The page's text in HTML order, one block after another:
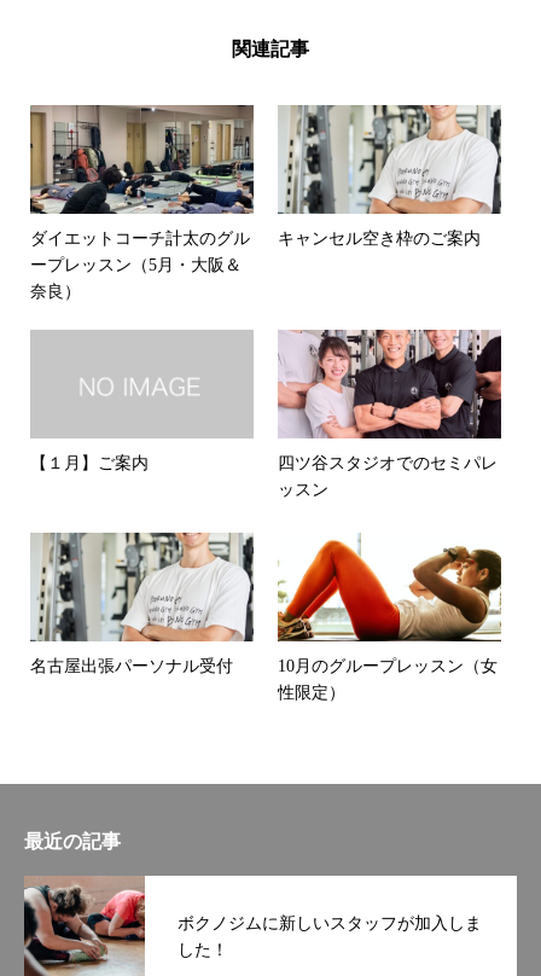
関連記事
ダイエットコーチ計太のグル
ープレッスン（5月・大阪＆
奈良）
キャンセル空き枠のご案内
【１月】ご案内
四ツ谷スタジオでのセミパレ
ッスン
名古屋出張パーソナル受付
10月のグループレッスン（女
性限定）
最近の記事
ボクノジムに新しいスタッフが加入しま
した！